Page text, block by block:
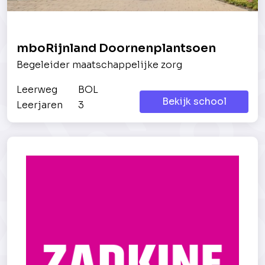
mboRijnland Doornenplantsoen
Begeleider maatschappelijke zorg
Leerweg
BOL
Leerjaren
3 Bekijk school